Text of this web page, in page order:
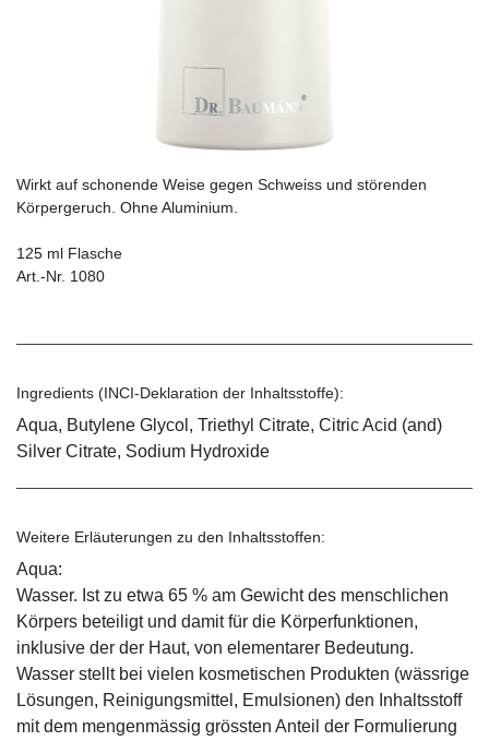
Wirkt auf schonende Weise gegen Schweiss und störenden
Körpergeruch. Ohne Aluminium.
125 ml Flasche
Art.-Nr. 1080
Ingredients (INCI-Deklaration der Inhaltsstoffe):
Aqua, Butylene Glycol, Triethyl Citrate, Citric Acid (and)
Silver Citrate, Sodium Hydroxide
Weitere Erläuterungen zu den Inhaltsstoffen:
Aqua:
Wasser. Ist zu etwa 65 % am Gewicht des menschlichen
Körpers beteiligt und damit für die Körperfunktionen,
inklusive der der Haut, von elementarer Bedeutung.
Wasser stellt bei vielen kosmetischen Produkten (wässrige
Lösungen, Reinigungsmittel, Emulsionen) den Inhaltsstoff
mit dem mengenmässig grössten Anteil der Formulierung